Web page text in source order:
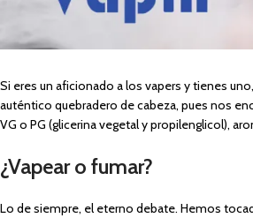
Si eres un aficionado a los vapers y tienes
auténtico quebradero de cabeza, pues nos
VG o PG (glicerina vegetal y propilenglicol),
¿Vapear o fumar?
Lo de siempre, el eterno debate. Hemos